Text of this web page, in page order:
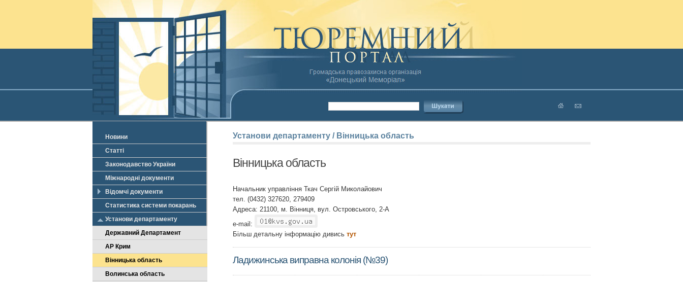
Новини
Статті
Законодавство України
Міжнародні документи
Відомчі документи
Статистика системи покарань
Установи департаменту
Державний Департамент
АР Крим
Вінницька область
Волинська область
Установи департаменту / Вінницька область
Вінницька область
Начальник управління Ткач Сергій Миколайович
тел. (0432) 327620, 279409
Адреса: 21100, м. Вінниця, вул. Островського, 2-А
e-mail:
Більш детальну інформацію дивись тут
Ладижинська виправна колонія (№39)